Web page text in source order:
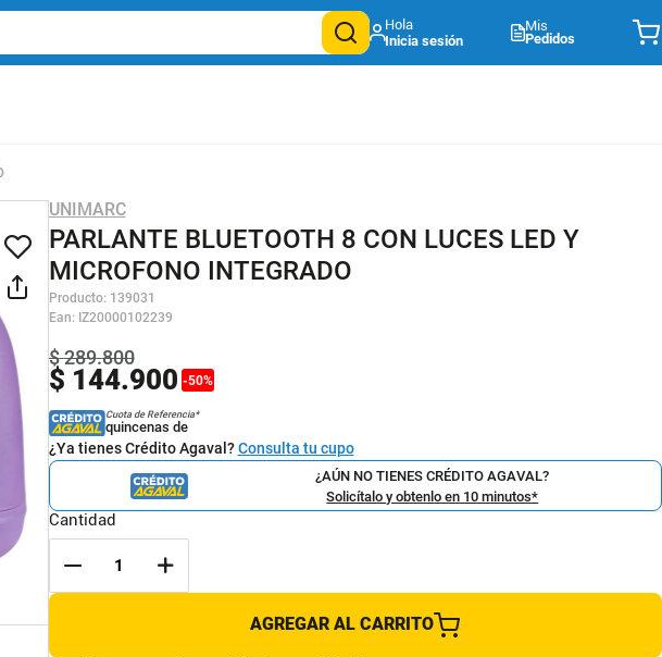
Mis
Pedidos
UNIMARC
PARLANTE BLUETOOTH 8 CON LUCES LED Y
MICROFONO INTEGRADO
Producto: 139031
Ean: IZ20000102239
$ 144.900 -50%
$289.800
Cuota de Referencia*
quincenas de
¿Ya tienes Crédito Agaval?Consulta tu cupo
¿AÚN NO TIENES CRÉDITO AGAVAL?
Solicítalo y obtenlo en 10 minutos*
Cantidad
AGREGAR AL CARRITO